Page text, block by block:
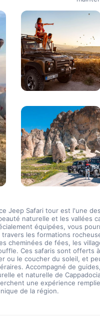
Jeep Safari tour est l'une
naturelle et les vallées
équipées, vous
travers les formations
cheminées de fées, les
Ces safaris sont offerts
ou le coucher du soleil, et
Accompagné de
et naturelle de
une expérience
de la région.